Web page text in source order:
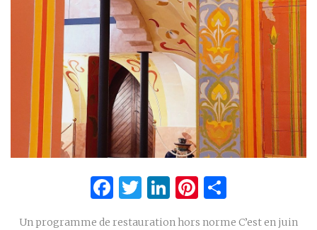
Facebook
Twitter
LinkedIn
Pinterest
Un programme de restauration hors norme C’est en juin